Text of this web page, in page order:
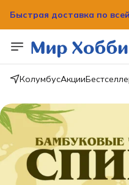
вашим домом!
вашим домом!
КолумбусАкции